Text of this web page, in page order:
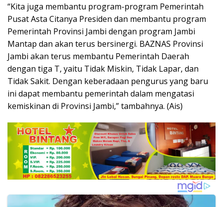
“Kita juga membantu program-program Pemerintah
Pusat Asta Citanya Presiden dan membantu program
Pemerintah Provinsi Jambi dengan program Jambi
Mantap dan akan terus bersinergi. BAZNAS Provinsi
Jambi akan terus membantu Pemerintah Daerah
dengan tiga T, yaitu Tidak Miskin, Tidak Lapar, dan
Tidak Sakit. Dengan keberadaan pengurus yang baru
ini dapat membantu pemerintah dalam mengatasi
kemiskinan di Provinsi Jambi,” tambahnya. (Ais)